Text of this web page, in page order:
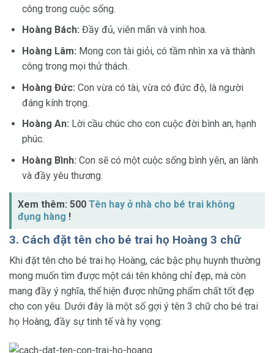
công trong cuộc sống.
Hoàng Bách: Đầy đủ, viên mãn và vinh hoa.
Hoàng Lâm: Mong con tài giỏi, có tầm nhìn xa và thành
công trong mọi thử thách.
Hoàng Đức: Con vừa có tài, vừa có đức độ, là người
đáng kính trọng.
Hoàng An: Lời cầu chúc cho con cuộc đời bình an, hạnh
phúc.
Hoàng Bình: Con sẽ có một cuộc sống bình yên, an lành
và đầy yêu thương.
Xem thêm: 500 Tên hay ở nhà cho bé trai không
đụng hàng !
3. Cách đặt tên cho bé trai họ Hoàng 3 chữ
Khi đặt tên cho bé trai họ Hoàng, các bậc phụ huynh thường
mong muốn tìm được một cái tên không chỉ đẹp, mà còn
mang đầy ý nghĩa, thể hiện được những phẩm chất tốt đẹp
cho con yêu. Dưới đây là một số gợi ý tên 3 chữ cho bé trai
họ Hoàng, đầy sự tinh tế và hy vọng: